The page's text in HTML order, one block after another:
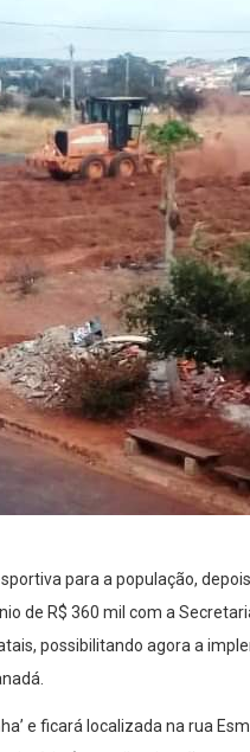
para a população,
de R$ 360 mil com a
possibilitando agora a
e ficará localizada na rua